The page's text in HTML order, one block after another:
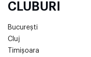
CLUBURI
București
Cluj
Timișoara